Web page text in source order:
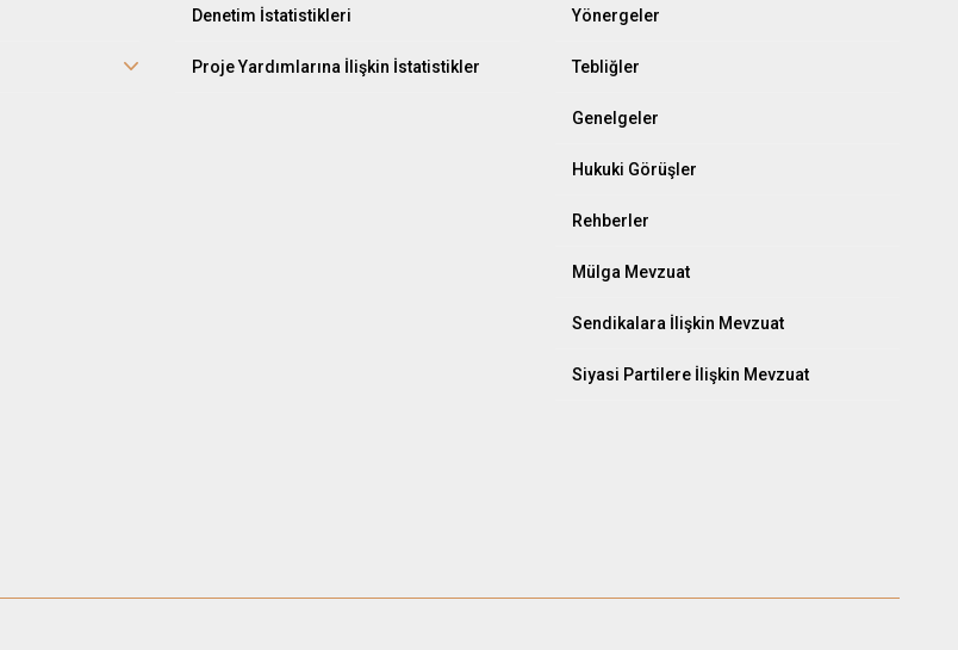
Denetim İstatistikleri
Proje Yardımlarına İlişkin İstatistikler
Yönergeler
Tebliğler
Genelgeler
Hukuki Görüşler
Rehberler
Mülga Mevzuat
Sendikalara İlişkin Mevzuat
Siyasi Partilere İlişkin Mevzuat